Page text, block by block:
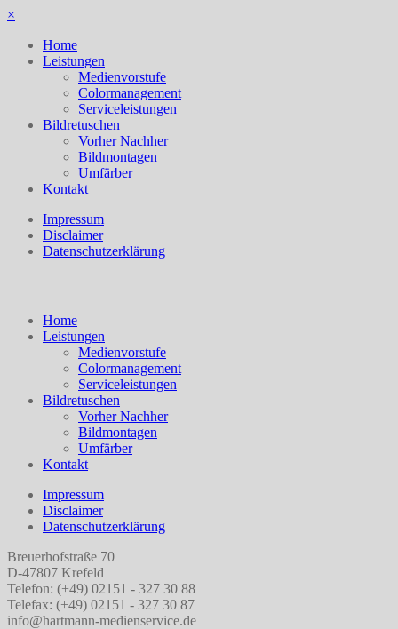
×
Home
Leistungen
Medienvorstufe
Colormanagement
Serviceleistungen
Bildretuschen
Vorher Nachher
Bildmontagen
Umfärber
Kontakt
Impressum
Disclaimer
Datenschutzerklärung
Home
Leistungen
Medienvorstufe
Colormanagement
Serviceleistungen
Bildretuschen
Vorher Nachher
Bildmontagen
Umfärber
Kontakt
Impressum
Disclaimer
Datenschutzerklärung
Breuerhofstraße 70
D-47807 Krefeld
Telefon: (+49) 02151 - 327 30 88
Telefax: (+49) 02151 - 327 30 87
info@hartmann-medienservice.de